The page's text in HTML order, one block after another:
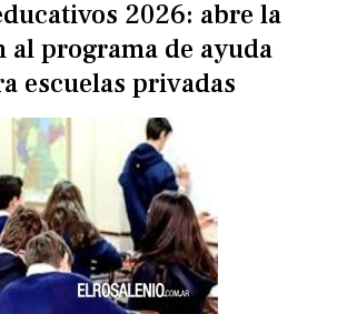
2026: abre la
programa de ayuda
escuelas privadas